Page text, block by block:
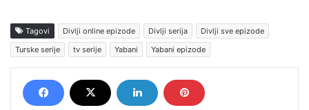
Tagovi Divlji online epizode Divlji serija
Divlji sve epizode
Turske serije
tv serije Yabani Yabani epizode